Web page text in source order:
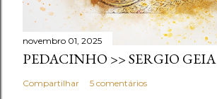
novembro 01, 2025
PEDACINHO >> SERGIO GEIA
Compartilhar 5 comentários